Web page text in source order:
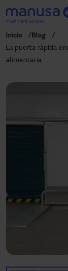
Skip to main
Productos y
Servicios
Proyectos
Inicio
Blog
La puerta rápida
alimentaria